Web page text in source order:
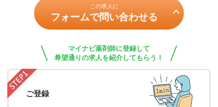
この求人に
フォームで問い合わせる
マイナビ薬剤師に登録して
希望通りの求人を紹介してもらう！
ご登録